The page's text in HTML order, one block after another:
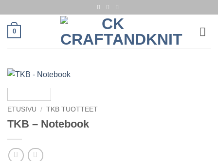
content
0
ETUSIVU / TKB TUOTTEET
TKB – Notebook